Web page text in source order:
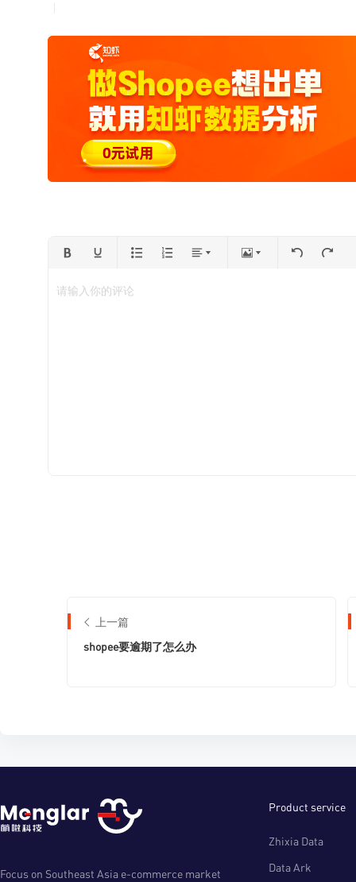
请输入你的评论
上一篇
shopee要逾期了怎么办
Focus on Southeast Asia e-commerce market
Product service
Zhixia Data
Data Ark